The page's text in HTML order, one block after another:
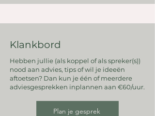
Klankbord
Hebben jullie (als koppel of als spreker(s))
nood aan advies, tips of wil je ideeën
aftoetsen? Dan kun je één of meerdere
adviesgesprekken inplannen aan €60/uur.
Plan je gesprek